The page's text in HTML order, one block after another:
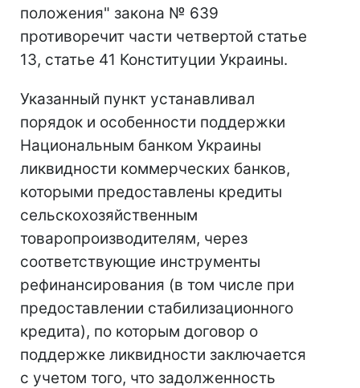
положения" закона № 639
противоречит части четвертой статье
13, статье 41 Конституции Украины.
Указанный пункт устанавливал
порядок и особенности поддержки
Национальным банком Украины
ликвидности коммерческих банков,
которыми предоставлены кредиты
сельскохозяйственным
товаропроизводителям, через
соответствующие инструменты
рефинансирования (в том числе при
предоставлении стабилизационного
кредита), по которым договор о
поддержке ликвидности заключается
с учетом того, что задолженность